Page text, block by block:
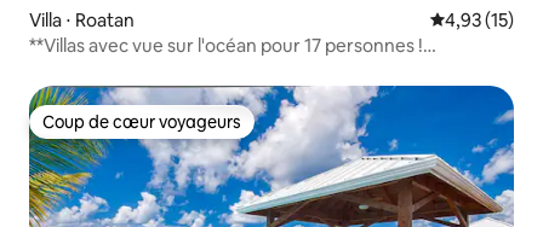
Villa ⋅ Roatan Évaluation
4,93 (15)
**Villas avec vue sur l'océan pour 17 personnes !
Coup de cœur voyageurs
Coup de cœur voyageurs